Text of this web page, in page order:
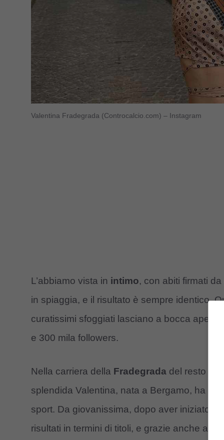
Valentina Fradegrada (Controcalcio.com) – Instagram
L’abbiamo vista in intimo, con abiti firmati
in spiaggia, e il risultato è sempre identico.
curatissimi sfoggiati lasciano a bocca
e 300 mila followers.
Nella carriera della Fradegrada del resto
splendida Valentina, nata a Bergamo, ha
sport. Da giovanissima, dopo aver iniziato
risultati in termini di titoli, e grazie anche alle